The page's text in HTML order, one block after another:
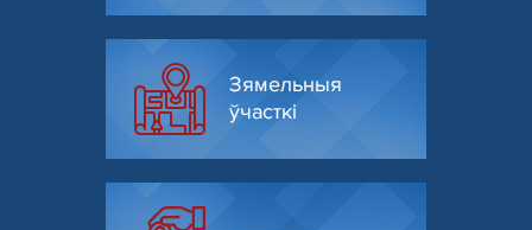
Зямельныя
ўчасткі